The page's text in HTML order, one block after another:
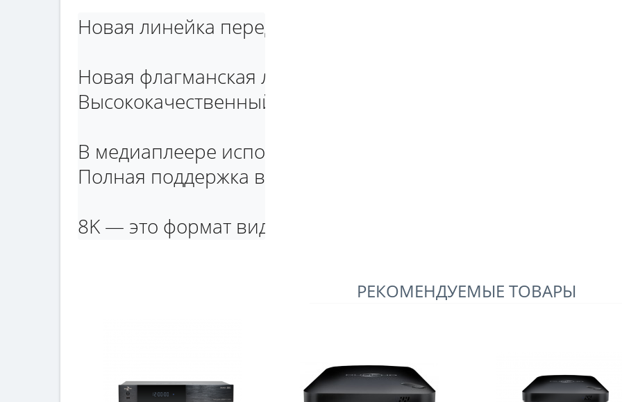
Новая линейка передовых медиаплееров 8K от Dune HD
Новая флагманская линейка 8K основана на новейшем
Высококачественный медиапроцессор S928X с поддержкой
В медиаплеере используется Hi-End версия новейшего
Полная поддержка видео 8K.
8K — это формат видео следующего поколения, который
РЕКОМЕНДУЕМЫЕ ТОВАРЫ